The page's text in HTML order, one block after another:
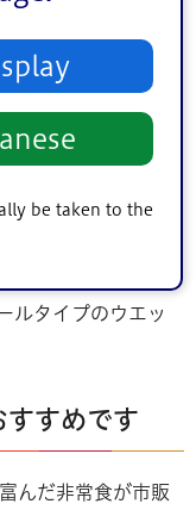
be taken to the
化粧品
めのものとして、
ルタイプのウエッ
すすめです
んだ非常食が市販